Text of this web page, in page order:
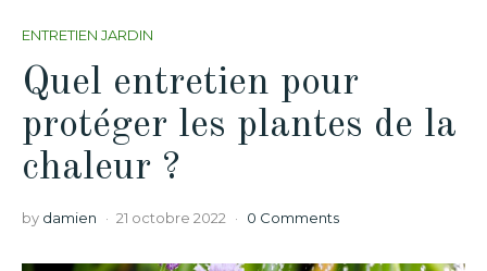
ENTRETIEN JARDIN
Quel entretien pour
protéger les plantes de la
chaleur ?
by damien 21 octobre 2022 0 Comments